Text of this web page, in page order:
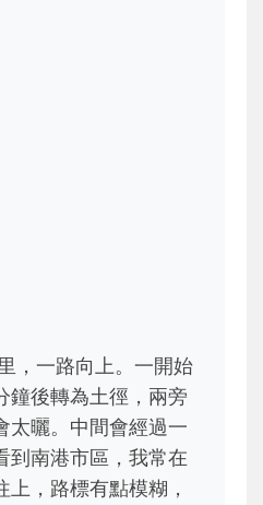
，一路向上。一開始
鐘後轉為土徑，兩旁
太曬。中間會經過一
到南港市區，我常在
，路標有點模糊，